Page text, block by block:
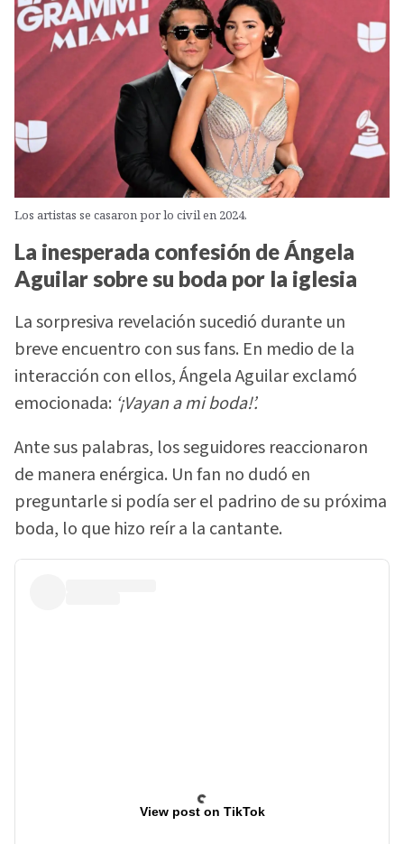
Los artistas se casaron por lo civil en 2024.
La inesperada confesión de Ángela
Aguilar sobre su boda por la iglesia
La sorpresiva revelación sucedió durante un
breve encuentro con sus fans. En medio de la
interacción con ellos, Ángela Aguilar exclamó
emocionada: ‘¡Vayan a mi boda!’.
Ante sus palabras, los seguidores reaccionaron
de manera enérgica. Un fan no dudó en
preguntarle si podía ser el padrino de su próxima
boda, lo que hizo reír a la cantante.
View post on TikTok